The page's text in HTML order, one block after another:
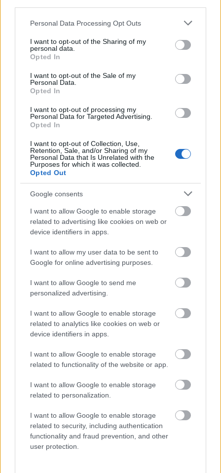
Please note that this website/app uses one or more Google
not limited to your visit or usage behaviour. You may click to
grant or deny consent to Google and its third-party tags to
use your data for below specified purposes in below Google
consent section.
Personal Data Processing Opt Outs
I want to opt-out of the Sharing of my
personal data.
Opted In
I want to opt-out of the Sale of my
Personal Data.
Opted In
I want to opt-out of processing my
Personal Data for Targeted Advertising.
Opted In
I want to opt-out of Collection, Use,
Retention, Sale, and/or Sharing of my
Personal Data that Is Unrelated with the
Purposes for which it was collected.
Opted Out
Google consents
I want to allow Google to enable storage
related to advertising like cookies on web or
device identifiers in apps.
I want to allow my user data to be sent to
Google for online advertising purposes.
I want to allow Google to send me
personalized advertising.
I want to allow Google to enable storage
related to analytics like cookies on web or
device identifiers in apps.
I want to allow Google to enable storage
related to functionality of the website or app.
I want to allow Google to enable storage
related to personalization.
I want to allow Google to enable storage
related to security, including authentication
functionality and fraud prevention, and other
user protection.
Köztársasági Elnöki Hivatal:
tisztelettel tekintsünk a
kommunistákra
•2013. december 03.
Bevallom kicsit megkésve olvastam a Vastagbőr
kalandját a Köztársasági Elnöki Hivatallal, de a
posztjuk végén meg kellett néznem milyen dátumot
írunk ma. Nem figyeltem oda eléggé, és
visszacsúsztunk pár évtizedet az időben? Káder
Az elnökök megőrültek
Kezdek aggódni, Feleim, valami agyrágóbogár féreg
pusztíthatja elnökeink agysejtjeit mostanában.
Először Szili Katalin, a Szociális Demagógia Unió
elnöke, egykori házelnök jött elő az ingyen pénz
gondolatával, amivel annyira felizgatta Káder János
köztársasági elnököt,…
Káder Jancsi a nerbűvész
,,Itt látható a nagy hírű bűvész! A lábával karikázik, a
kezével citerázik, az orrával orgonázik, a fülével
figurázik, a szemével gurgulázik, a szájával
vacsorázik!" (Weöres Sándor) Ez a versszak jutott
eszembe tegnap köztársasági elnökünk…
Káder János az átláthatóság pártján
•2013. május 09.
Felpislákolt tegnap egy halvány fénysugár Orbán
mutyibirodalmában. Ha az átlátszó.hu értesülése